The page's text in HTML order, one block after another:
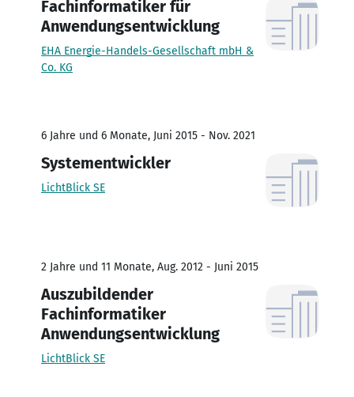
Fachinformatiker für
Anwendungsentwicklung
EHA Energie-Handels-Gesellschaft mbH &
Co. KG
6 Jahre und 6 Monate, Juni 2015 - Nov. 2021
Systementwickler
LichtBlick SE
2 Jahre und 11 Monate, Aug. 2012 - Juni 2015
Auszubildender
Fachinformatiker
Anwendungsentwicklung
LichtBlick SE